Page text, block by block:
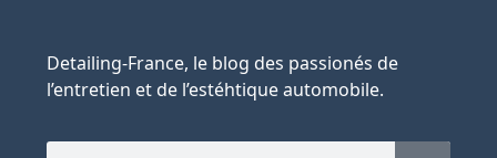
Detailing-France, le blog des passionés de
l’entretien et de l’estéhtique automobile.